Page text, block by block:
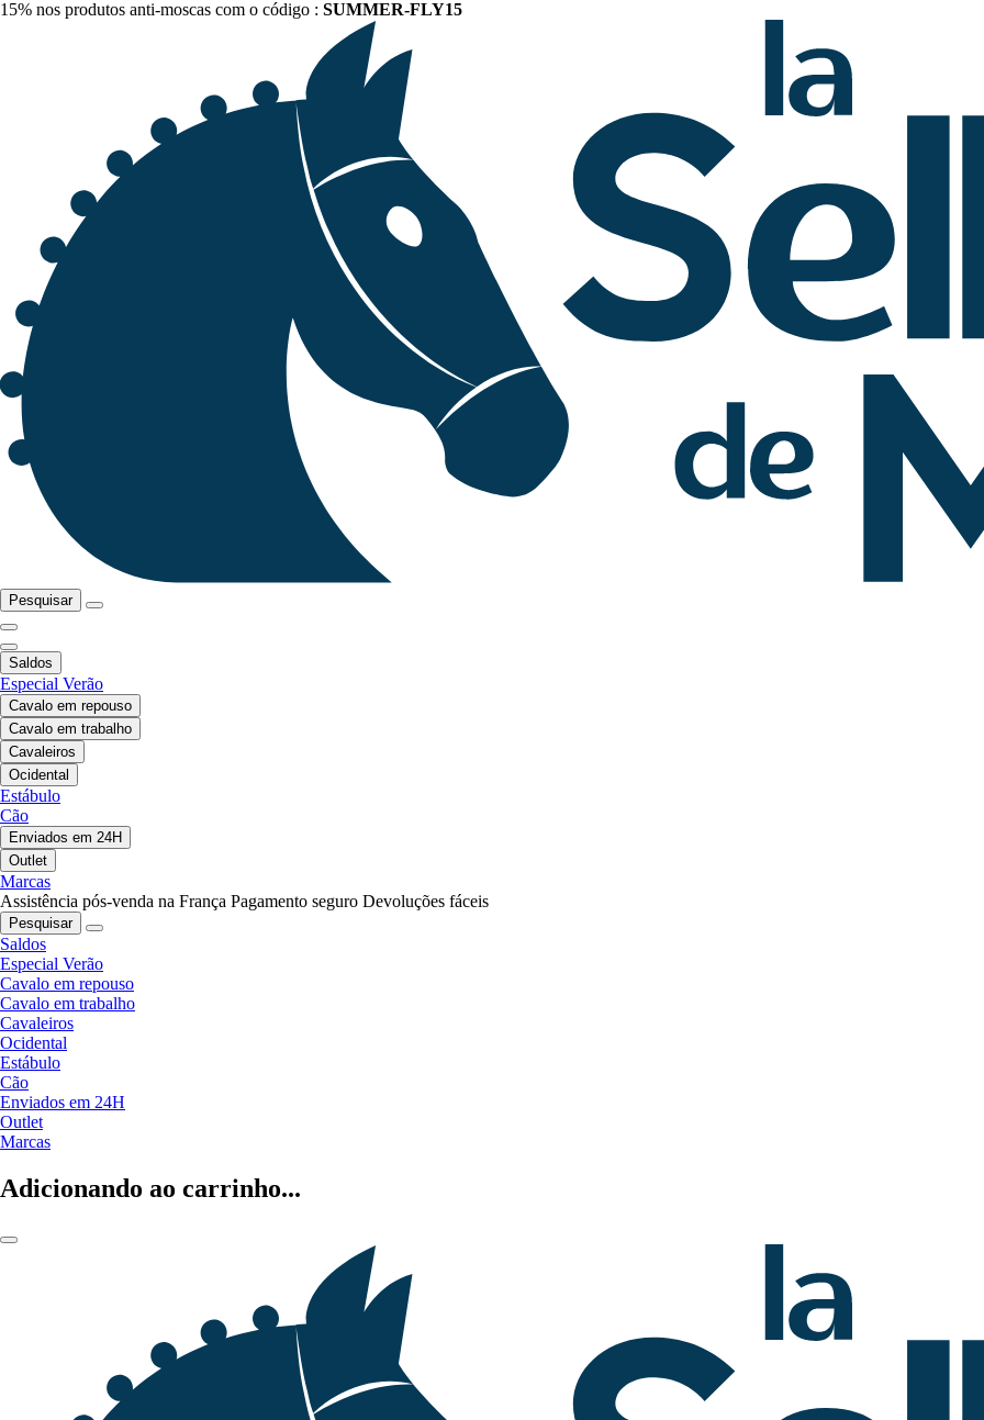
15% nos produtos anti-moscas com o código : SUMMER-FLY15
Pesquisar
Saldos
Especial Verão
Cavalo em repouso
Cavalo em trabalho
Cavaleiros
Ocidental
Estábulo
Cão
Enviados em 24H
Outlet
Marcas
Assistência pós-venda na França Pagamento seguro Devoluções fáceis
Pesquisar
Saldos
Especial Verão
Cavalo em repouso
Cavalo em trabalho
Cavaleiros
Ocidental
Estábulo
Cão
Enviados em 24H
Outlet
Marcas
Adicionando ao carrinho...